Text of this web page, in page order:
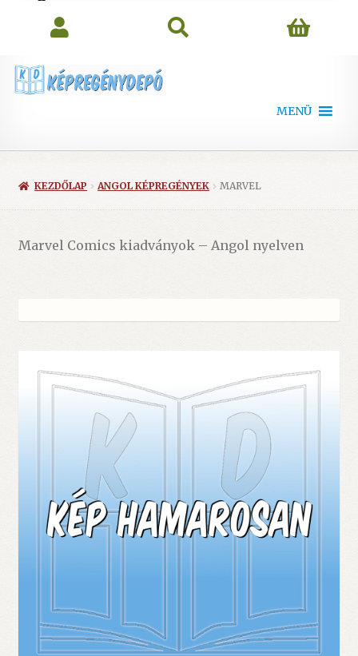
MENÜ
KEZDŐLAP ANGOL KÉPREGÉNYEK MARVEL
Marvel Comics kiadványok – Angol nyelven